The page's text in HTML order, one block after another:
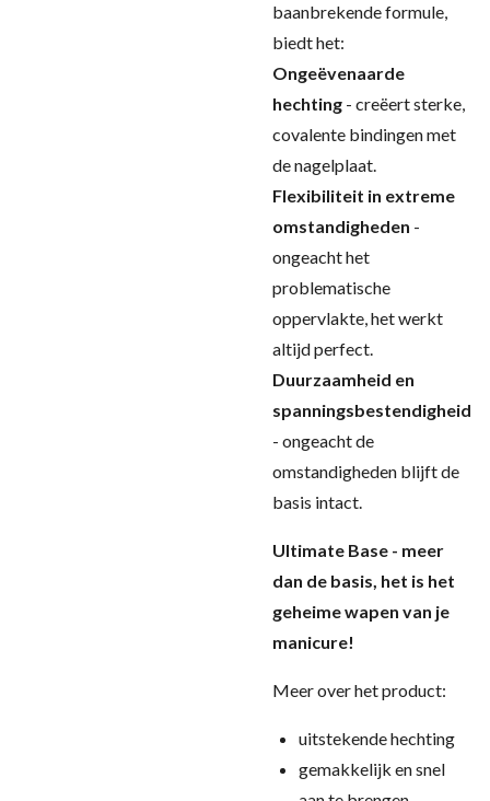
baanbrekende formule,
biedt het:
Ongeëvenaarde
hechting - creëert sterke,
covalente bindingen met
de nagelplaat.
Flexibiliteit in extreme
omstandigheden -
ongeacht het
problematische
oppervlakte, het werkt
altijd perfect.
Duurzaamheid en
spanningsbestendigheid
- ongeacht de
omstandigheden blijft de
basis intact.
Ultimate Base - meer
dan de basis, het is het
geheime wapen van je
manicure!
Meer over het product:
uitstekende hechting
gemakkelijk en snel